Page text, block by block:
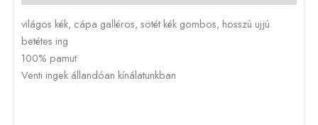
világos kék, cápa galléros, sötét kék gombos, hosszú ujjú
betétes ing
100% pamut
Venti ingek állandóan kínálatunkban